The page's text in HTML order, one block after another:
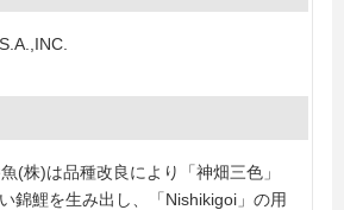
(株)は品種改良により「神畑三色」
錦鯉を生み出し、「Nishikigoi」の用